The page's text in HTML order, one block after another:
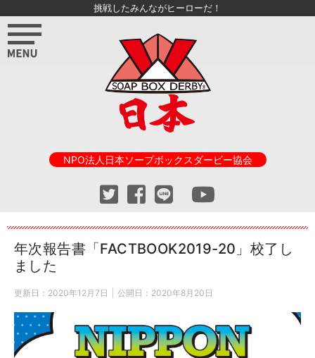
挑戦したみんながヒーローだ！
NPO法人日本ソープボックスダービー協会
年次報告書「FACTBOOK2019-20」校了し
ました
更新日： 2020年12月7日 公開日： 2020年8月20日